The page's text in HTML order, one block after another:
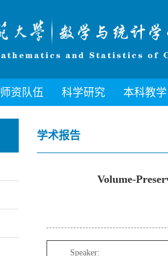
师资队伍 科学研究 本科教学
学术报告
Volume-
Speaker: